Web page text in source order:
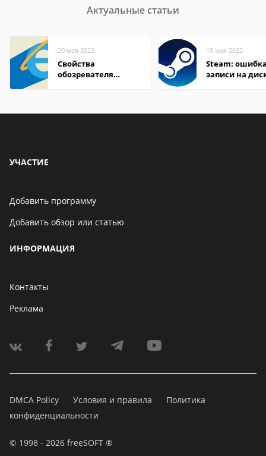
Актуальные статьи
20 мая 2022
Свойства
обозревателя
19 мая 2022
Steam:
записи на
УЧАСТИЕ
Добавить программу
Добавить обзор или статью
ИНФОРМАЦИЯ
Контакты
Реклама
DMCA Policy Условия и правила
Политика
конфиденциальности
© 1998 - 2026 freeSOFT ®